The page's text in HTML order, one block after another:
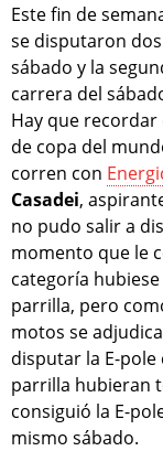
Este fin de
se disputaron
sábado y la
carrera del
Hay que
de copa del
corren con
Casadei,
no pudo salir a
momento que le
categoría
parrilla, pero
motos se
disputar la E-
parrilla hubieran
consiguió la E-
mismo sábado.